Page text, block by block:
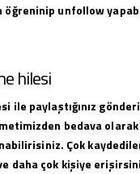
öğreninip unfollow
hilesi
ile paylaştığınız
bedava
Çok
daha çok kişiye